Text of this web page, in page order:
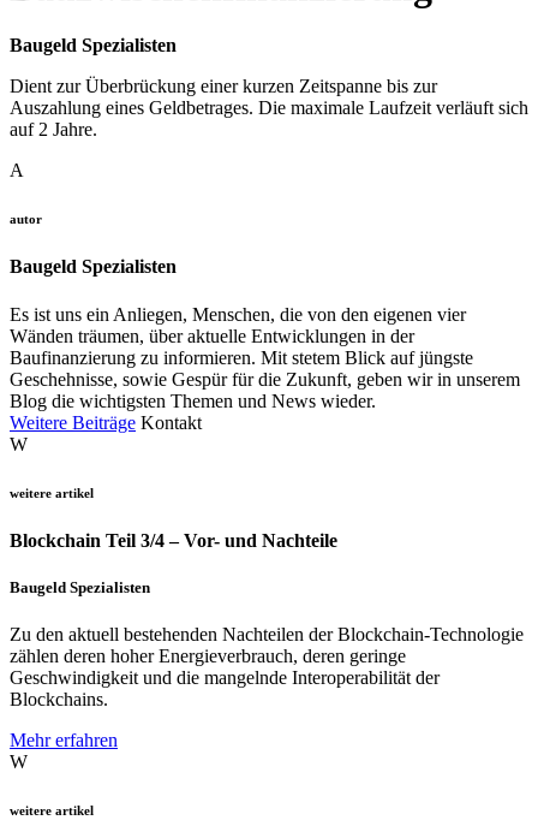
Baugeld Spezialisten
Dient zur Überbrückung einer kurzen Zeitspanne bis zur
Auszahlung eines Geldbetrages. Die maximale Laufzeit verläuft sich
auf 2 Jahre.
A
autor
Baugeld Spezialisten
Es ist uns ein Anliegen, Menschen, die von den eigenen vier
Wänden träumen, über aktuelle Entwicklungen in der
Baufinanzierung zu informieren. Mit stetem Blick auf jüngste
Geschehnisse, sowie Gespür für die Zukunft, geben wir in unserem
Blog die wichtigsten Themen und News wieder.
Weitere Beiträge Kontakt
W
weitere artikel
Blockchain Teil 3/4 – Vor- und Nachteile
Baugeld Spezialisten
Zu den aktuell bestehenden Nachteilen der Blockchain-Technologie
zählen deren hoher Energieverbrauch, deren geringe
Geschwindigkeit und die mangelnde Interoperabilität der
Blockchains.
Mehr erfahren
W
weitere artikel